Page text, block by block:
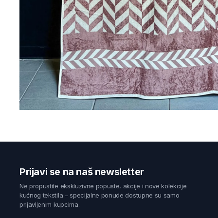
Prijavi se na naš newsletter
Ne propustite ekskluzivne popuste, akcije i nove kolekcije
kućnog tekstila – specijalne ponude dostupne su samo
prijavljenim kupcima.